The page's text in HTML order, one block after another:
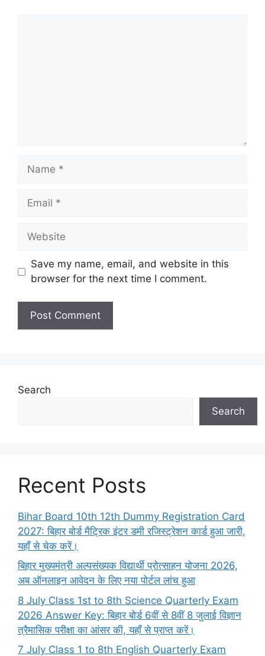
Name
Email
Website
Save my name, email, and website in this
browser for the next time I comment.
Search
Search
Recent Posts
Bihar Board 10th 12th Dummy Registration Card
2027: बिहार बोर्ड मैट्रिक इंटर डमी रजिस्ट्रेशन कार्ड हुआ जारी,
यहाँ से चेक करें।
बिहार मुख्यमंत्री अल्पसंख्यक विद्यार्थी प्रोत्साहन योजना 2026,
अब ऑनलाइन आवेदन के लिए नया पोर्टल लांच हुआ
8 July Class 1st to 8th Science Quarterly Exam
2026 Answer Key: बिहार बोर्ड 6वीं से 8वीं 8 जुलाई विज्ञान
त्रैमासिक परीक्षा का आंसर की, यहाँ से प्राप्त करें।
7 July Class 1 to 8th English Quarterly Exam